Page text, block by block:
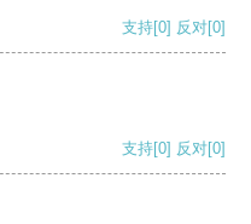
支持[0] 反对[0]
支持[0] 反对[0]